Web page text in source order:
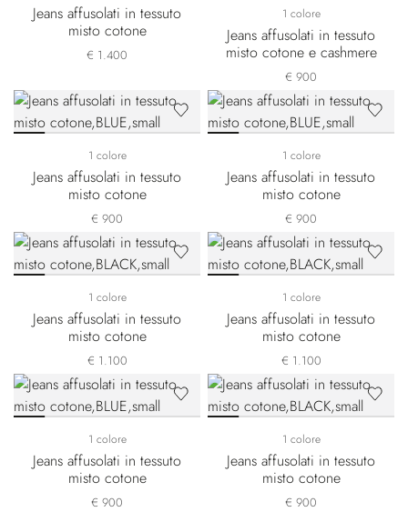
Jeans affusolati in tessuto
misto cotone
€ 1.400
1 colore
Jeans affusolati in tessuto
misto cotone e cashmere
€ 900
1 colore
Jeans affusolati in tessuto
misto cotone
€ 900
1 colore
Jeans affusolati in tessuto
misto cotone
€ 900
1 colore
Jeans affusolati in tessuto
misto cotone
€ 1.100
1 colore
Jeans affusolati in tessuto
misto cotone
€ 1.100
1 colore
Jeans affusolati in tessuto
misto cotone
€ 900
1 colore
Jeans affusolati in tessuto
misto cotone
€ 900